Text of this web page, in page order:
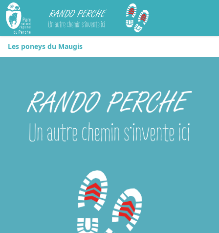
Rando Perche
Les poneys du Maugis